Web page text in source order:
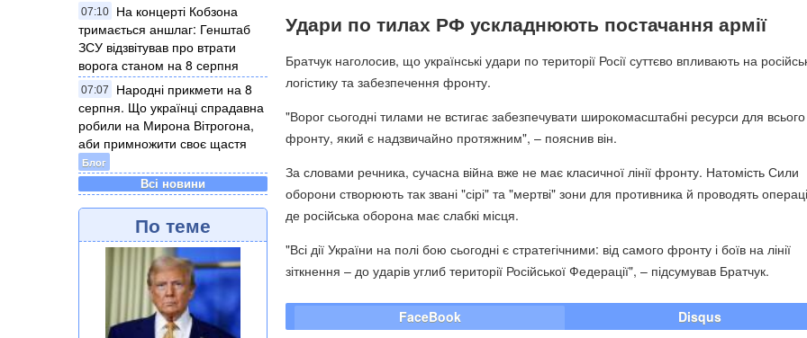
07:10
На концерті Кобзона
тримається аншлаг: Генштаб
ЗСУ відзвітував про втрати
ворога станом на 8 серпня
07:07
Народні прикмети на 8
серпня. Що українці спрадавна
робили на Мирона Вітрогона,
аби примножити своє щастя
Блог
Всі новини
По теме
Удари по тилах РФ ускладнюють постачання армії
Братчук наголосив, що українські удари по території Росії суттєво впливають на
логістику та забезпечення фронту.
"Ворог сьогодні тилами не встигає забезпечувати широкомасштабні ресурси для всього
фронту, який є надзвичайно протяжним", – пояснив він.
За словами речника, сучасна війна вже не має класичної лінії фронту. Натомість Сили
оборони створюють так звані "сірі" та "мертві" зони для противника й проводять
де російська оборона має слабкі місця.
"Всі дії України на полі бою сьогодні є стратегічними: від самого фронту і боїв на лінії
зіткнення – до ударів углиб території Російської Федерації", – підсумував Братчук.
FaceBook Disqus